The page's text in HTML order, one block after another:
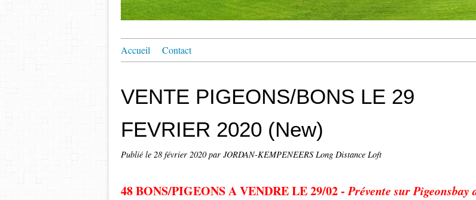
Accueil Contact
VENTE PIGEONS/BONS LE 29
FEVRIER 2020 (New)
Publié le 28 février 2020par JORDAN-KEMPENEERS Long Distance Loft
48 BONS/PIGEONS A VENDRE LE 29/02 -Prévente sur Pigeonsbay